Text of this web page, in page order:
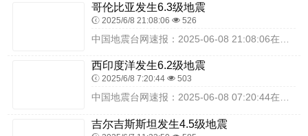
哥伦比亚发生6.3级地震
2025/6/8 21:08:06 526
西印度洋发生6.2级地震
2025/6/8 7:20:44 503
中国地震台网速报：2025-06-08 07:20:44在西印度洋（北纬-47.70度，东经115.85度）发生6.2级地震，震源深度10千米，最终结果以实际情...
吉尔吉斯斯坦发生4.5级地震